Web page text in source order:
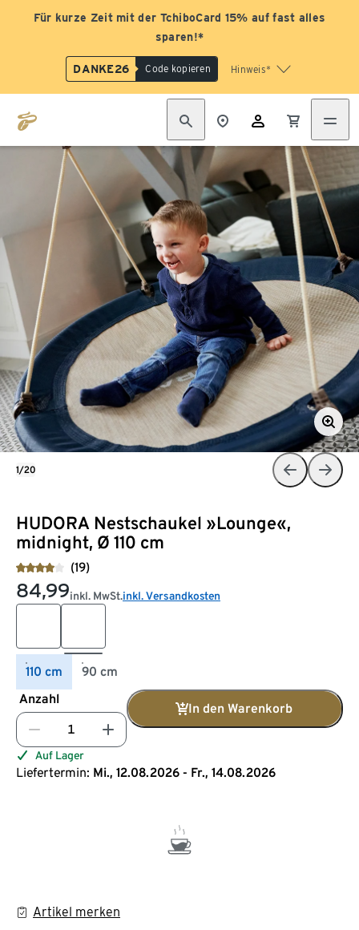
Für kurze Zeit mit der TchiboCard 15% auf fast alles
sparen!*
DANKE26 Code kopieren Hinweis*
HUDORA Nestschaukel »Lounge«,
midnight, Ø 110 cm
(19)
84,99inkl. MwSt.inkl. Versandkosten
110 cm
90 cm
Anzahl
In den Warenkorb
Auf Lager
Liefertermin: Mi., 12.08.2026 - Fr., 14.08.2026
Artikel merken
1/20